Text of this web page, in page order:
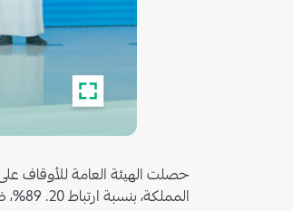
المملكة، بنسبة ارتباط 20. 89%، ضمن نتائج القياس الدوري للارتباط الوظيفي لعام 2023م.